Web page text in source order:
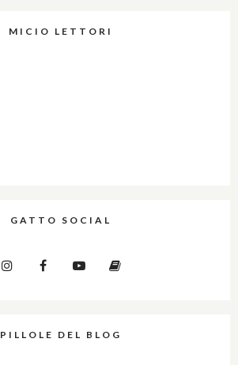
MICIO LETTORI
GATTO SOCIAL
PILLOLE DEL BLOG